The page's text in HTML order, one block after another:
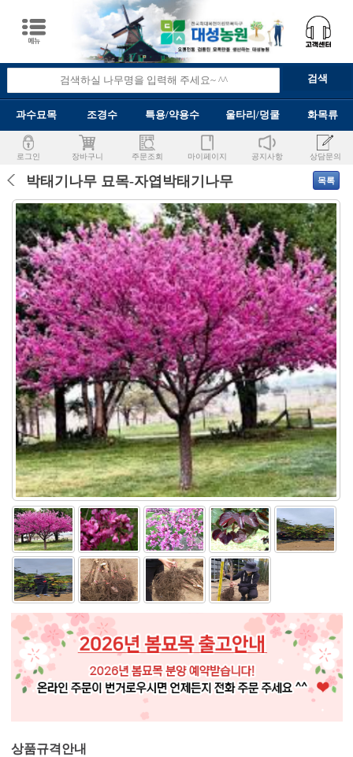
과수묘목 조경수 특용/약용수 울타리/덩쿨 화목류
로그인 장바구니 주문조회 마이페이지 공지사항 상담문의
박태기나무 묘목-자엽박태기나무
상품규격안내